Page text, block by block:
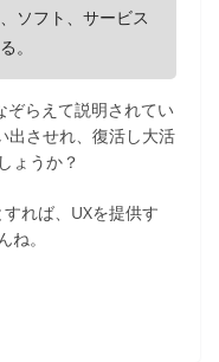
ソフト、サービス
。
ぞらえて説明されてい
出させれ、復活し大活
ょうか？
れば、UXを提供す
。